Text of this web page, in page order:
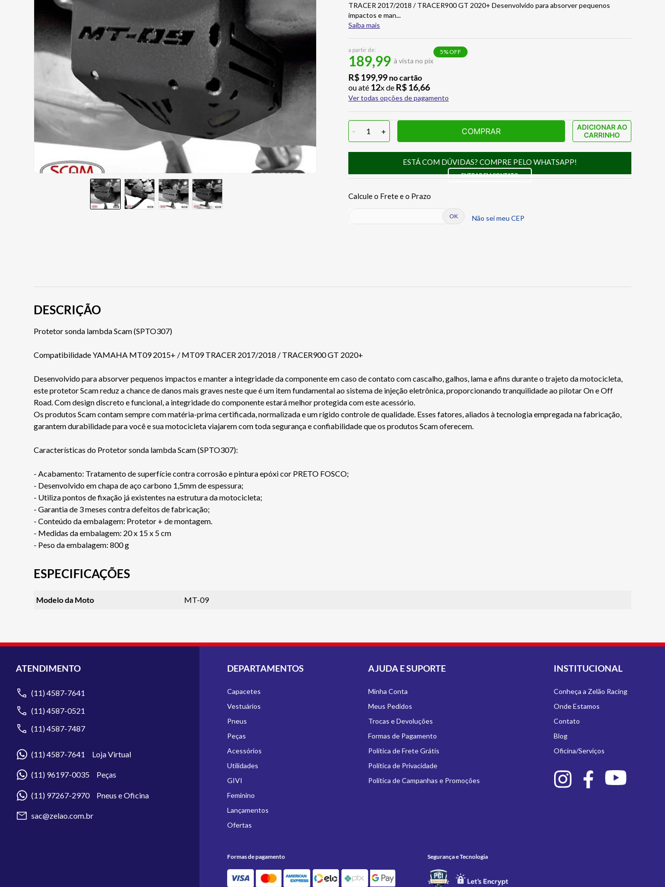
TRACER 2017/2018 / TRACER900 GT 2020+ Desenvolvido para absorver pequenos
impactos e man...
Saiba mais
a partir de:
189,99 à vista no pix
5% OFF
R$199,99 no cartão
ou até 12x de R$16,66
Ver todas opções de pagamento
- 1 + COMPRAR
ADICIONAR AO
CARRINHO
ESTÁ COM DÚVIDAS? COMPRE PELO WHATSAPP!
ENTRAR EM CONTATO
Não sei meu CEP
DESCRIÇÃO
Protetor sonda lambda Scam (SPTO307)
Compatibilidade YAMAHA MT09 2015+ / MT09 TRACER 2017/2018 / TRACER900 GT 2020+
Desenvolvido para absorver pequenos impactos e manter a integridade da componente em caso de contato com cascalho, galhos, lama e afins durante o trajeto da motocicleta,
este protetor Scam reduz a chance de danos mais graves neste que é um item fundamental ao sistema de injeção eletrônica, proporcionando tranquilidade ao pilotar On e Off
Road. Com design discreto e funcional, a integridade do componente estará melhor protegida com este acessório.
Os produtos Scam contam sempre com matéria-prima certificada, normalizada e um rígido controle de qualidade. Esses fatores, aliados à tecnologia empregada na fabricação,
garantem durabilidade para você e sua motocicleta viajarem com toda segurança e confiabilidade que os produtos Scam oferecem.
Características do Protetor sonda lambda Scam (SPTO307):
- Acabamento: Tratamento de superfície contra corrosão e pintura epóxi cor PRETO FOSCO;
- Desenvolvido em chapa de aço carbono 1,5mm de espessura;
- Utiliza pontos de fixação já existentes na estrutura da motocicleta;
- Garantia de 3 meses contra defeitos de fabricação;
- Conteúdo da embalagem: Protetor + de montagem.
- Medidas da embalagem: 20 x 15 x 5 cm
- Peso da embalagem: 800 g
ESPECIFICAÇÕES
Modelo da Moto MT-09
ATENDIMENTO
(11) 4587-7641
(11) 4587-0521
(11) 4587-7487
(11) 4587-7641 Loja Virtual
(11) 96197-0035 Peças
(11) 97267-2970 Pneus e Oficina
sac@zelao.com.br
DEPARTAMENTOS
Capacetes
Vestuários
Pneus
Peças
Acessórios
Utilidades
GIVI
Feminino
Lançamentos
Ofertas
AJUDA E SUPORTE
Minha Conta
Meus Pedidos
Trocas e Devoluções
Formas de Pagamento
Política de Frete Grátis
Política de Privacidade
Política de Campanhas e Promoções
INSTITUCIONAL
Conheça a Zelão Racing
Onde Estamos
Contato
Blog
Oficina/Serviços
Formas de pagamento Segurança e Tecnologia
AIROH
10º BOTAS